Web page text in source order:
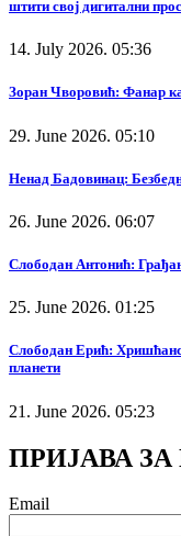
штити свој дигитални
14. July 2026. 05:36
Зоран Чворовић: Фанар
29. June 2026. 05:10
Ненад Бадовинац:
26. June 2026. 06:07
Слободан Антонић:
25. June 2026. 01:25
Слободан Ерић:
планети
21. June 2026. 05:23
ПРИЈАВА ЗА
Email